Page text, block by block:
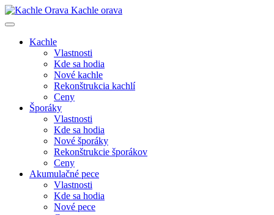
Kachle orava
Kachle
Vlastnosti
Kde sa hodia
Nové kachle
Rekonštrukcia kachlí
Ceny
Šporáky
Vlastnosti
Kde sa hodia
Nové šporáky
Rekonštrukcie šporákov
Ceny
Akumulačné pece
Vlastnosti
Kde sa hodia
Nové pece